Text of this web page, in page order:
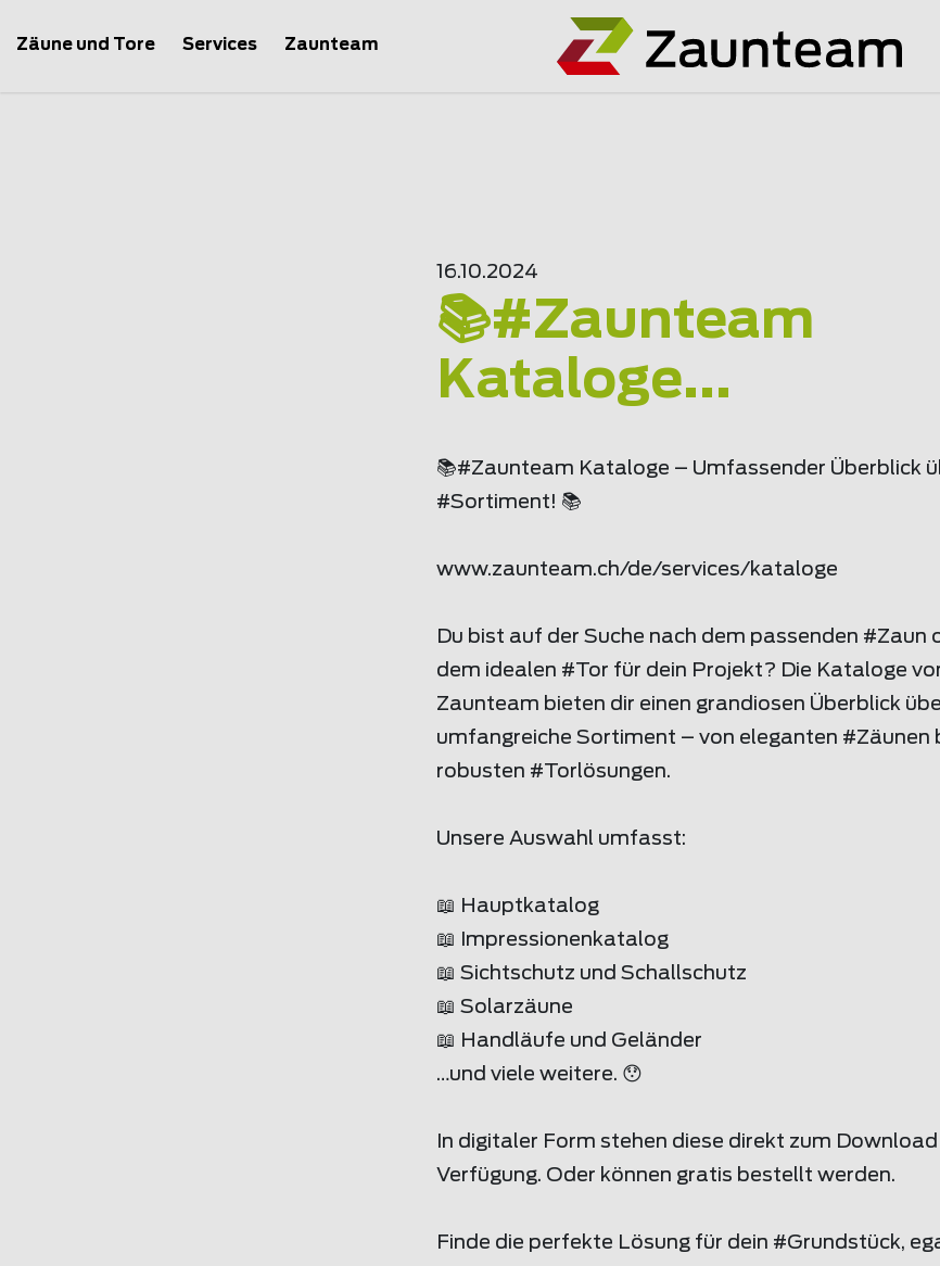
Zäune und Tore Services Zaunteam
16.10.2024
📚#Zaunteam
Kataloge...
📚#Zaunteam Kataloge – Umfassender Überblick
#Sortiment! 📚
www.zaunteam.ch/de/services/kataloge
Du bist auf der Suche nach dem passenden #Zaun
dem idealen #Tor für dein Projekt? Die Kataloge
Zaunteam bieten dir einen grandiosen Überblick
umfangreiche Sortiment – von eleganten #Zäunen
robusten #Torlösungen.
Unsere Auswahl umfasst:
📖 Hauptkatalog
📖 Impressionenkatalog
📖 Sichtschutz und Schallschutz
📖 Solarzäune
📖 Handläufe und Geländer
…und viele weitere. 😯
In digitaler Form stehen diese direkt zum Download
Verfügung. Oder können gratis bestellt werden.
Finde die perfekte Lösung für dein #Grundstück,